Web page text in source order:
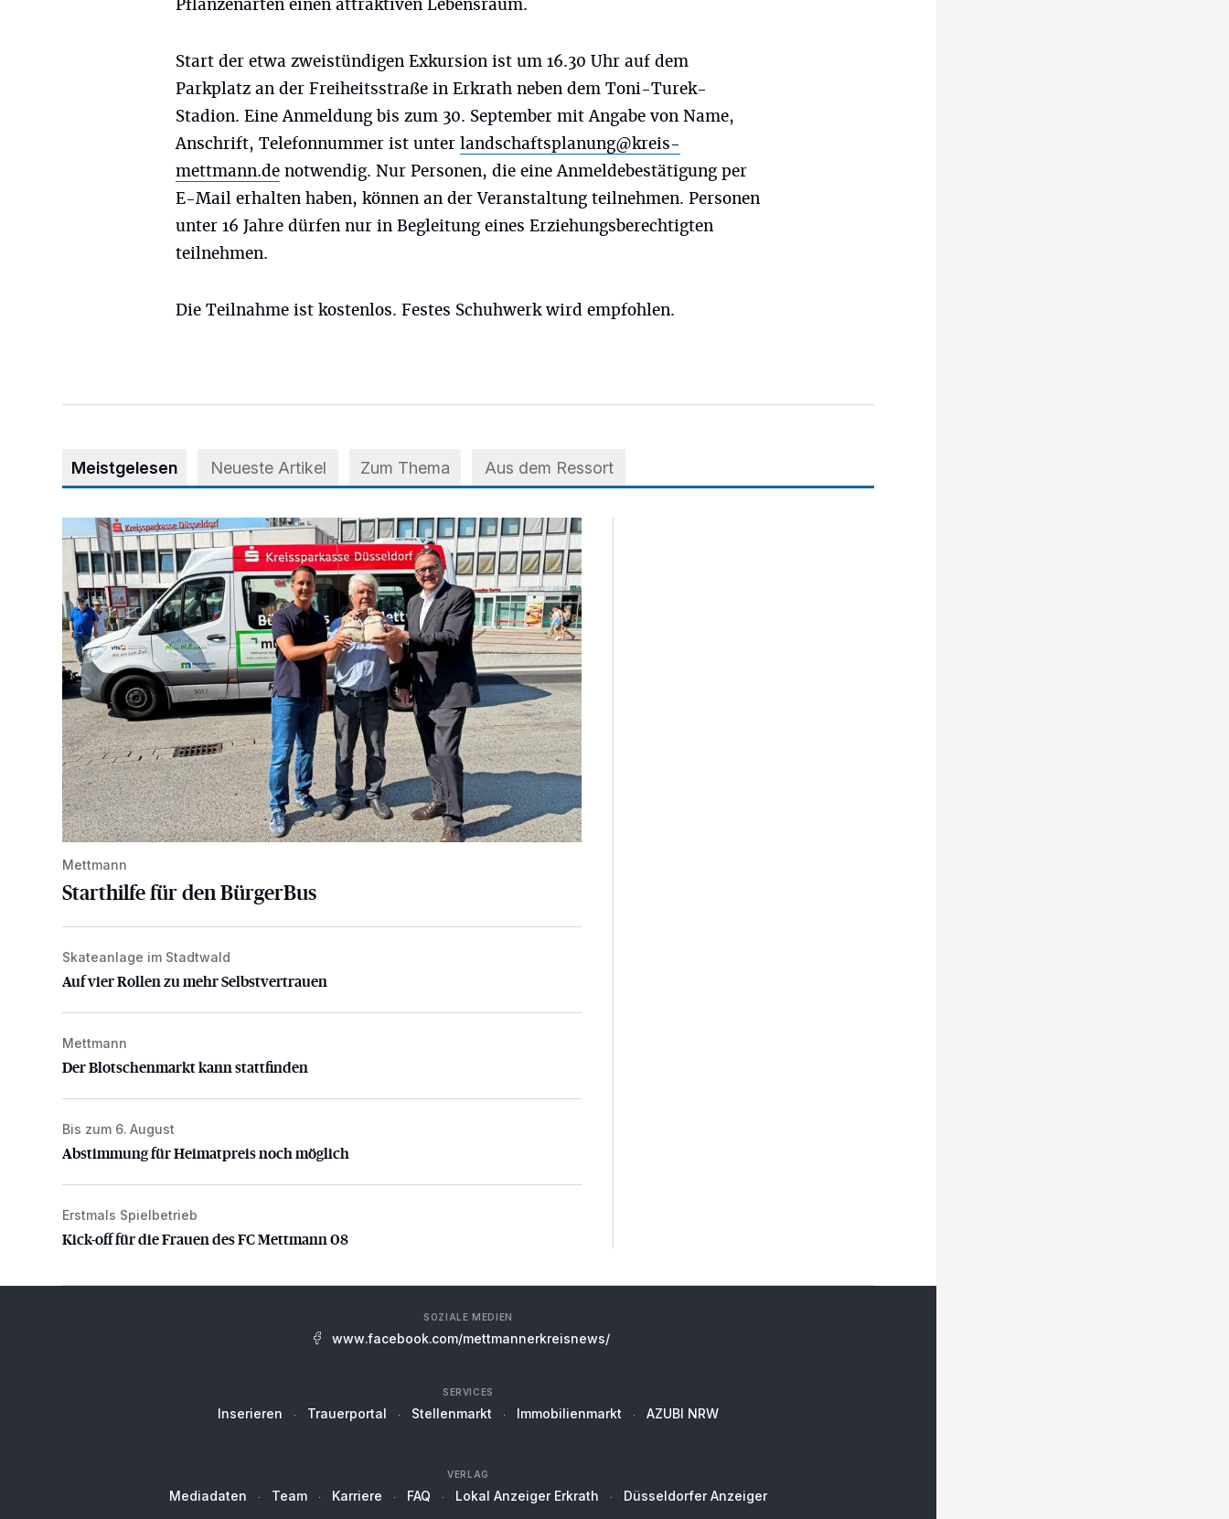
Pflanzenarten einen attraktiven Lebensraum.
Start der etwa zweistündigen Exkursion ist um 16.30 Uhr auf dem
Parkplatz an der Freiheitsstraße in Erkrath neben dem Toni-Turek-
Stadion. Eine Anmeldung bis zum 30. September mit Angabe von Name,
Anschrift, Telefonnummer ist unter landschaftsplanung@kreis-
mettmann.de notwendig. Nur Personen, die eine Anmeldebestätigung per
E-Mail erhalten haben, können an der Veranstaltung teilnehmen. Personen
unter 16 Jahre dürfen nur in Begleitung eines Erziehungsberechtigten
teilnehmen.
Die Teilnahme ist kostenlos. Festes Schuhwerk wird empfohlen.
Meistgelesen Neueste Artikel Zum Thema Aus dem Ressort
Starthilfe für den BürgerBus
Mettmann
Starthilfe für den BürgerBus
Auf vier Rollen zu mehr Selbstvertrauen
Skateanlage im Stadtwald
Auf vier Rollen zu mehr Selbstvertrauen
Der Blotschenmarkt kann stattfinden
Mettmann
Der Blotschenmarkt kann stattfinden
Abstimmung für Heimatpreis noch möglich
Bis zum 6. August
Abstimmung für Heimatpreis noch möglich
Kick-off für die Frauen des FC Mettmann 08
Erstmals Spielbetrieb
Kick-off für die Frauen des FC Mettmann 08
SOZIALE MEDIEN
www.facebook.com/mettmannerkreisnews/
SERVICES
Inserieren Trauerportal Stellenmarkt Immobilienmarkt AZUBI NRW
VERLAG
Mediadaten Team Karriere FAQ Lokal Anzeiger Erkrath Düsseldorfer Anzeiger